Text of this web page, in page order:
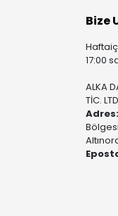
Bize
17:00
ALKA
TİC.
Adres:
Bölgesi